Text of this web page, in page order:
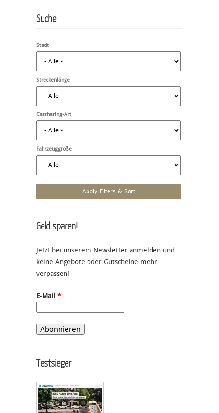
Suche
Stadt
Streckenlänge
Carsharing-Art
Fahrzeuggröße
Geld sparen!
Jetzt bei unserem Newsletter anmelden und
keine Angebote oder Gutscheine mehr
verpassen!
E-Mail *
Testsieger